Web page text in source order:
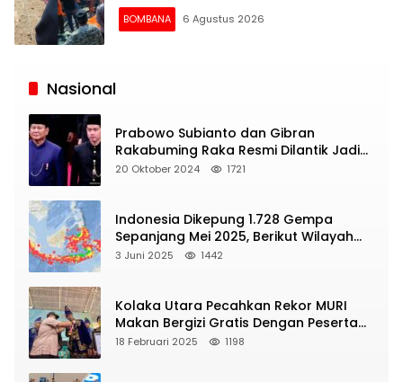
BOMBANA 6 Agustus 2026
Siaran
Nasional
Prabowo Subianto dan Gibran
Rakabuming Raka Resmi Dilantik Jadi
Presiden dan Wapres RI
20 Oktober 2024 1721
Indonesia Dikepung 1.728 Gempa
Sepanjang Mei 2025, Berikut Wilayah
Yang Intens Diguncang!
3 Juni 2025 1442
Kolaka Utara Pecahkan Rekor MURI
Makan Bergizi Gratis Dengan Peserta
Terbanyak
18 Februari 2025 1198